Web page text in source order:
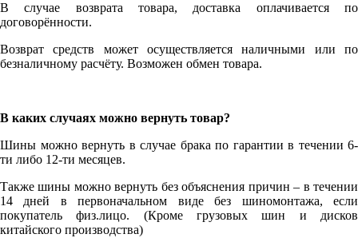
В случае возврата товара, доставка оплачивается по
договорённости.
Возврат средств может осуществляется наличными или по
безналичному расчёту. Возможен обмен товара.
В каких случаях можно вернуть товар?
Шины можно вернуть в случае брака по гарантии в течении 6-
ти либо 12-ти месяцев.
Также шины можно вернуть без объяснения причин – в течении
14 дней в первоначальном виде без шиномонтажа, если
покупатель физ.лицо. (Кроме грузовых шин и дисков
китайского производства)